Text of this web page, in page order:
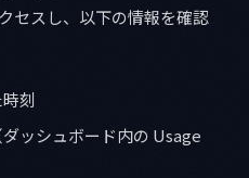
セスし、以下の情報を確認
刻
ッシュボード内の Usage